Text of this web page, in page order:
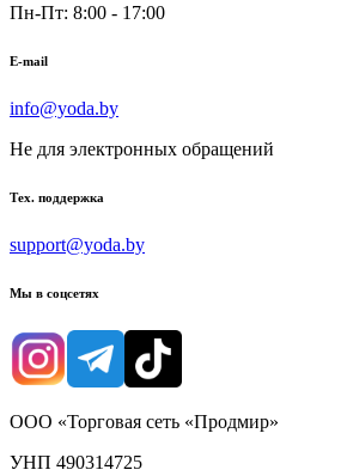
Пн-Пт: 8:00 - 17:00
E-mail
info@yoda.by
Не для электронных обращений
Тех. поддержка
support@yoda.by
Мы в соцсетях
ООО «Торговая сеть «Продмир»
УНП 490314725